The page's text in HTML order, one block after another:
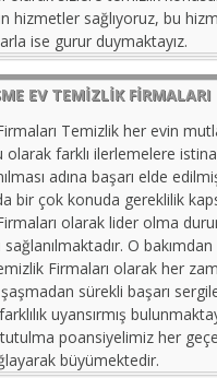
hizmetler sağlıyoruz, bu
ise gurur duymaktayız.
EV TEMIZLIK FIRMALARI
Temizlik her evin
olarak farklı ilerlemelere
adına başarı elde
bir çok konuda gereklilik
olarak lider olma
O
Firmaları olarak her
sürekli başarı
uyansırmış
poansiyelimiz her
büyümektedir.